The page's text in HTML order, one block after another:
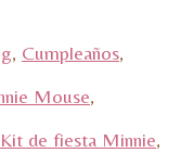
, Cumpleaños,
Mouse,
Kit de fiesta Minnie,